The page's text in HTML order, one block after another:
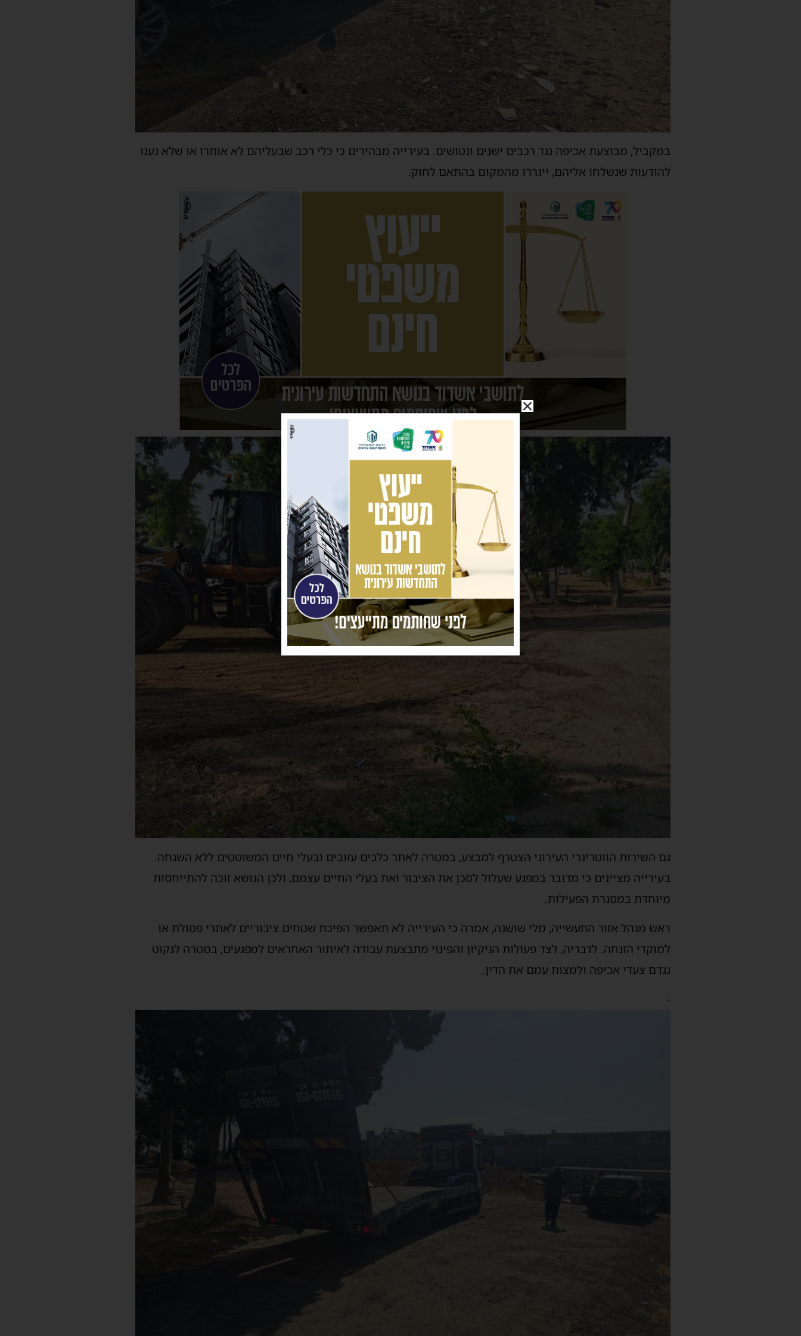
במקביל, מבוצעת אכיפה נגד רכבים ישנים ונטושים. בעירייה מבהירים כי כלי רכב שבעליהם לא אותרו או שלא נענו
להודעות שנשלחו אליהם, ייגררו מהמקום בהתאם לחוק.
גם השירות הווטרינרי העירוני הצטרף למבצע, במטרה לאתר כלבים עזובים ובעלי חיים המשוטטים ללא השגחה.
בעירייה מציינים כי מדובר במפגע שעלול לסכן את הציבור ואת בעלי החיים עצמם, ולכן הנושא זוכה להתייחסות
מיוחדת במסגרת הפעילות.
ראש מנהל אזור התעשייה, מלי שושנה, אמרה כי העירייה לא תאפשר הפיכת שטחים ציבוריים לאתרי פסולת או
למוקדי הזנחה. לדבריה, לצד פעולות הניקיון והפינוי מתבצעת עבודה לאיתור האחראים למפגעים, במטרה לנקוט
נגדם צעדי אכיפה ולמצות עמם את הדין.
-
פרסומת